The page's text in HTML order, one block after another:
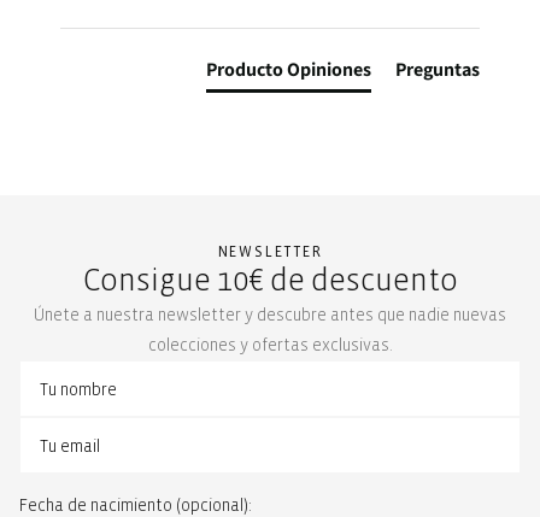
Producto Opiniones Preguntas
NEWSLETTER
Consigue 10€ de descuento
Únete a nuestra newsletter y descubre antes que nadie nuevas
colecciones y ofertas exclusivas.
Fecha de nacimiento (opcional):